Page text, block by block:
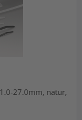
27.0mm, natur,